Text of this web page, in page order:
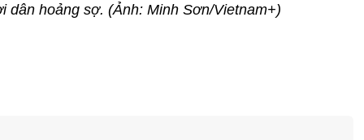
hoảng sợ. (Ảnh: Minh Sơn/Vietnam+)